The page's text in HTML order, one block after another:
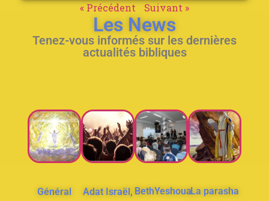
« Précédent Suivant »
Les News
Tenez-vous informés sur les dernières
actualités bibliques
Général
Adat Israël, BethYeshouaLa parasha